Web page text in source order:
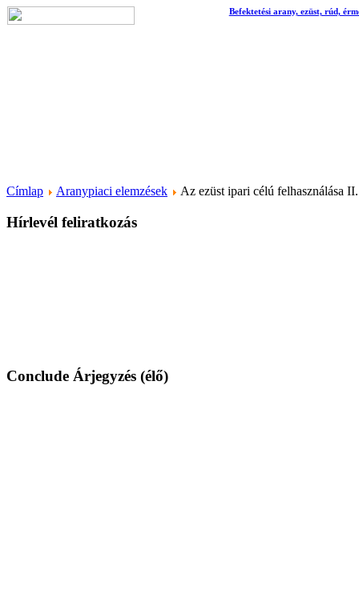
Befektetési arany, ezüst, rúd,
Címlap Aranypiaci elemzések Az ezüst ipari célú felhasználása
Hírlevél feliratkozás
Conclude Árjegyzés (élő)